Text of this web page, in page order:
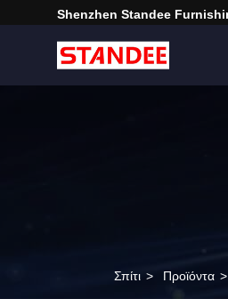
Shenzhen Standee
Σπίτι > Προϊόντα >